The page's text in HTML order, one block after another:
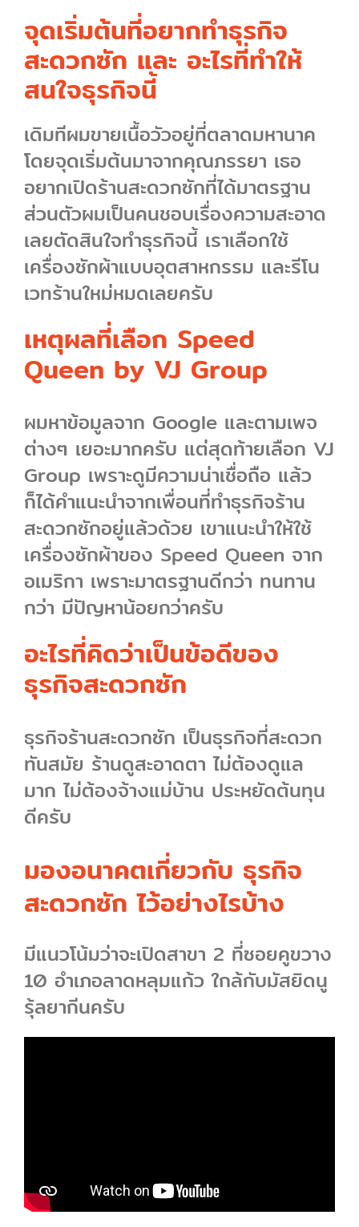
จุดเริ่มต้นที่อยากทำธุรกิจ
สะดวกซัก และ อะไรที่ทำให้
สนใจธุรกิจนี้
เดิมทีผมขายเนื้อวัวอยู่ที่ตลาดมหานาค
โดยจุดเริ่มต้นมาจากคุณภรรยา เธอ
อยากเปิดร้านสะดวกซักที่ได้มาตรฐาน
ส่วนตัวผมเป็นคนชอบเรื่องความสะอาด
เลยตัดสินใจทำธุรกิจนี้ เราเลือกใช้
เครื่องซักผ้าแบบอุตสาหกรรม และรีโน
เวทร้านใหม่หมดเลยครับ
เหตุผลที่เลือก Speed
Queen by VJ Group
ผมหาข้อมูลจาก Google และตามเพจ
ต่างๆ เยอะมากครับ แต่สุดท้ายเลือก VJ
Group เพราะดูมีความน่าเชื่อถือ แล้ว
ก็ได้คำแนะนำจากเพื่อนที่ทำธุรกิจร้าน
สะดวกซักอยู่แล้วด้วย เขาแนะนำให้ใช้
เครื่องซักผ้าของ Speed Queen จาก
อเมริกา เพราะมาตรฐานดีกว่า ทนทาน
กว่า มีปัญหาน้อยกว่าครับ
อะไรที่คิดว่าเป็นข้อดีของ
ธุรกิจสะดวกซัก
ธุรกิจร้านสะดวกซัก เป็นธุรกิจที่สะดวก
ทันสมัย ร้านดูสะอาดตา ไม่ต้องดูแล
มาก ไม่ต้องจ้างแม่บ้าน ประหยัดต้นทุน
ดีครับ
มองอนาคตเกี่ยวกับ ธุรกิจ
สะดวกซัก ไว้อย่างไรบ้าง
มีแนวโน้มว่าจะเปิดสาขา 2 ที่ซอยคูขวาง
10 อำเภอลาดหลุมแก้ว ใกล้กับมัสยิดนู
รุ้ลยากีนครับ